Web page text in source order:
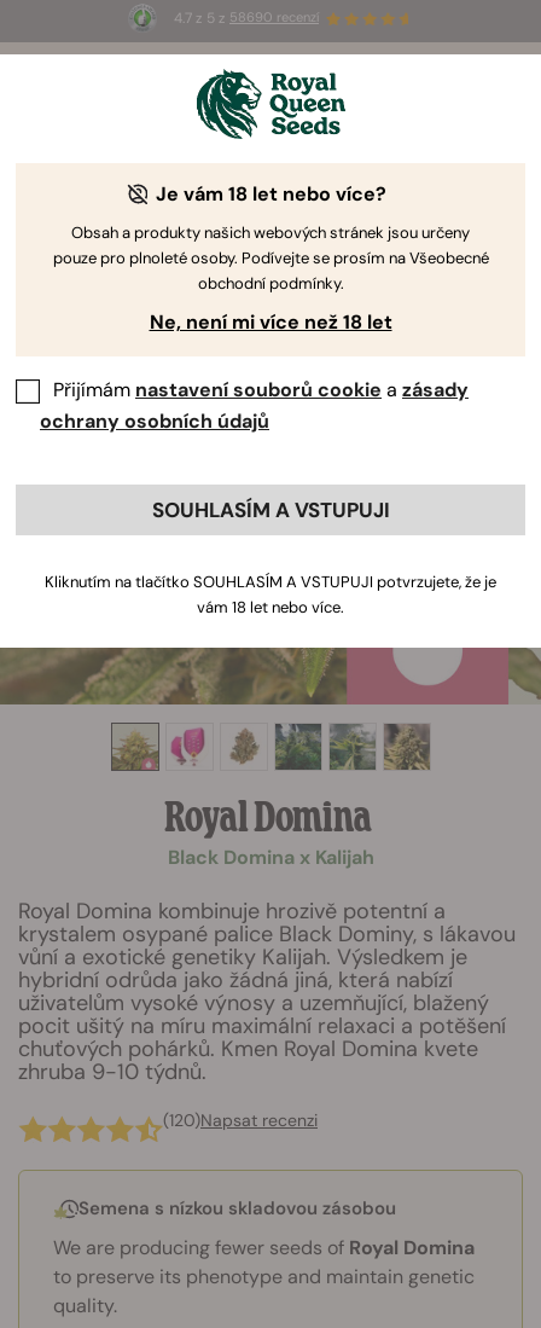
4.7 z 5 z 58690 recenzí
Summer Sales: Až 50% slevy
na vybrané produkty! ⏤
Royal Domina
Black Domina x Kalijah
Royal Domina kombinuje hrozivě potentní a
krystalem osypané palice Black Dominy, s lákavou
vůní a exotické genetiky Kalijah. Výsledkem je
hybridní odrůda jako žádná jiná, která nabízí
uživatelům vysoké výnosy a uzemňující, blažený
pocit ušitý na míru maximální relaxaci a potěšení
chuťových pohárků. Kmen Royal Domina kvete
zhruba 9-10 týdnů.
(120)Napsat recenzi
Semena s nízkou skladovou zásobou
We are producing fewer seeds of Royal Domina
to preserve its phenotype and maintain genetic
quality.
Je vám 18 let nebo více?
Obsah a produkty našich webových stránek jsou určeny
pouze pro plnoleté osoby. Podívejte se prosím na Všeobecné
obchodní podmínky.
Ne, není mi více než 18 let
Přijímám nastavení souborů cookie a zásady
ochrany osobních údajů
SOUHLASÍM A VSTUPUJI
Kliknutím na tlačítko SOUHLASÍM A VSTUPUJI potvrzujete, že je
vám 18 let nebo více.